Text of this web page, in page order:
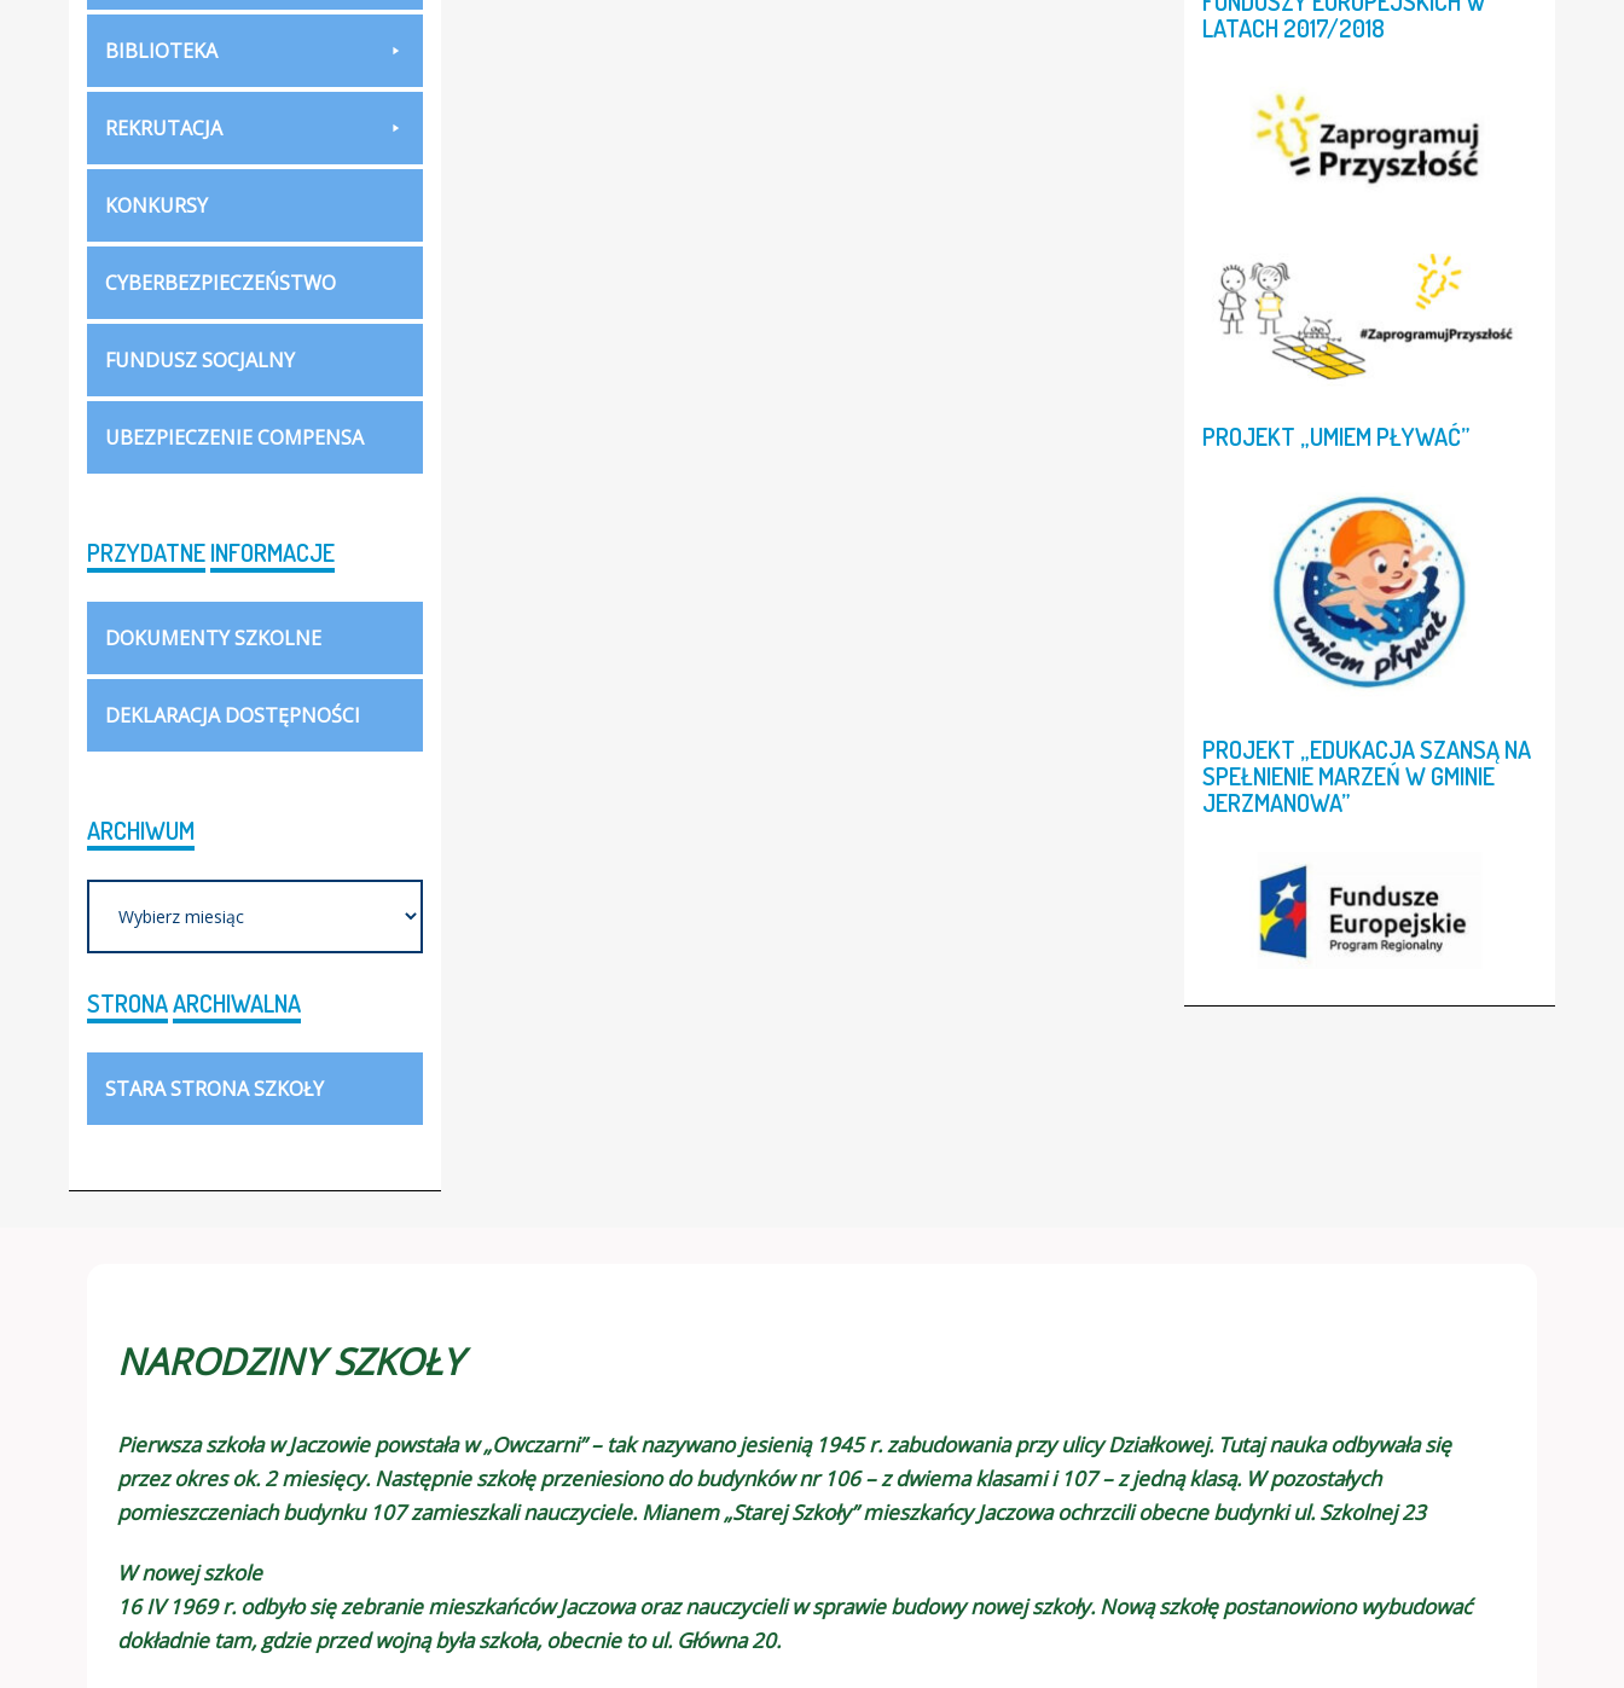
BIBLIOTEKA
REKRUTACJA
KONKURSY
CYBERBEZPIECZEŃSTWO
FUNDUSZ SOCJALNY
UBEZPIECZENIE COMPENSA
PRZYDATNEINFORMACJE
DOKUMENTY SZKOLNE
DEKLARACJA DOSTĘPNOŚCI
ARCHIWUM
STRONAARCHIWALNA
STARA STRONA SZKOŁY
LATACH 2017/2018
PROJEKT „UMIEM PŁYWAĆ”
PROJEKT „EDUKACJASZANSĄ NA
SPEŁNIENIE MARZEŃW GMINIE
JERZMANOWA”
NARODZINY SZKOŁY
Pierwsza szkoła w Jaczowie powstała w „Owczarni” – tak nazywano jesienią 1945 r. zabudowania przy ulicy Działkowej. Tutaj nauka odbywała się
przez okres ok. 2 miesięcy. Następnie szkołę przeniesiono do budynków nr 106 – z dwiema klasami i 107 – z jedną klasą. W pozostałych
pomieszczeniach budynku 107 zamieszkali nauczyciele. Mianem „Starej Szkoły” mieszkańcy Jaczowa ochrzcili obecne budynki ul. Szkolnej 23
W nowej szkole
16 IV 1969 r. odbyło się zebranie mieszkańców Jaczowa oraz nauczycieli w sprawie budowy nowej szkoły. Nową szkołę postanowiono wybudować
dokładnie tam, gdzie przed wojną była szkoła, obecnie to ul. Główna 20.